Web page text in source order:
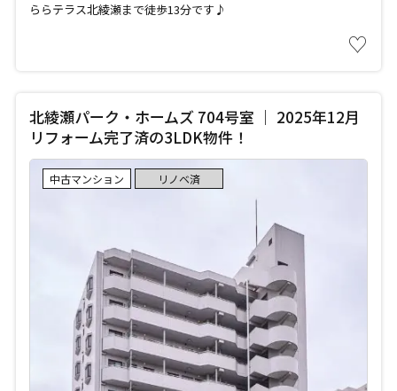
ららテラス北綾瀬まで徒歩13分です♪
♡
北綾瀬パーク・ホームズ 704号室 ｜ 2025年12月
リフォーム完了済の3LDK物件！
中古マンション リノベ済